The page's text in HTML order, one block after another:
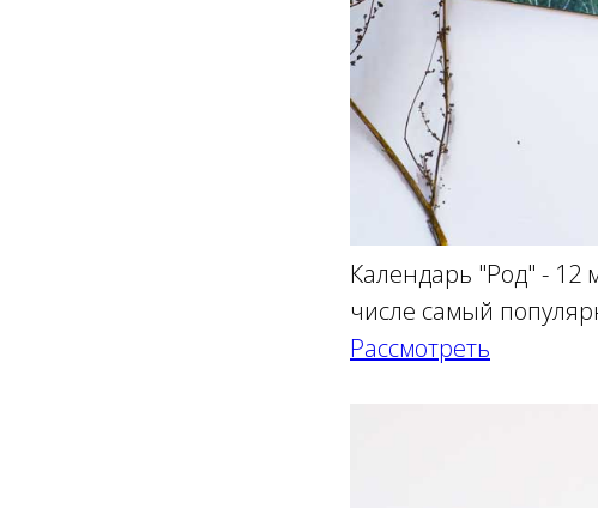
Календарь "Род" - 12
числе самый
Рассмотреть